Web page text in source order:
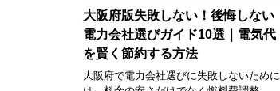
大阪府版失敗しない！後悔しない
電力会社選びガイド10選｜電気代
を賢く節約する方法
大阪府で電力会社選びに失敗しないために